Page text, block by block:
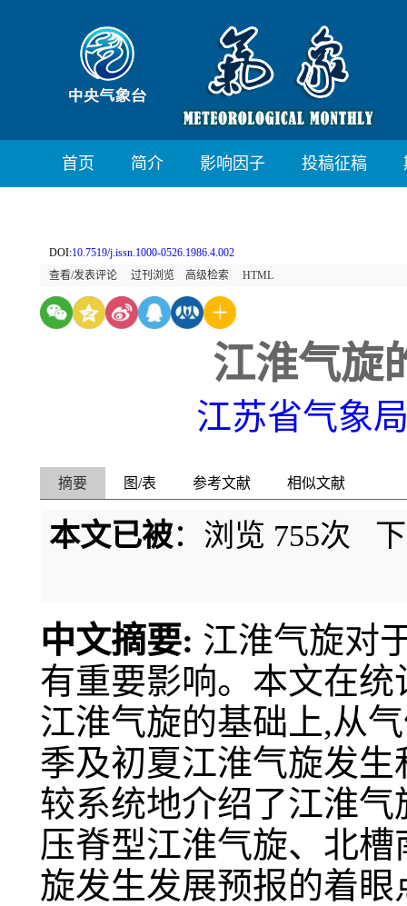
首页 简介 影响因子 投稿征稿
DOI:10.7519/j.issn.1000-0526.1986.4.002
查看/发表评论
过刊浏览 高级检索 HTML
江淮气旋
江苏省气象
摘要 图/表 参考文献 相似文献
本文已被：浏览 755次
中文摘要: 江淮气旋对
有重要影响。本文在
江淮气旋的基础上,从
季及初夏江淮气旋发
较系统地介绍了江淮
压脊型江淮气旋、北
旋发生发展预报的着眼